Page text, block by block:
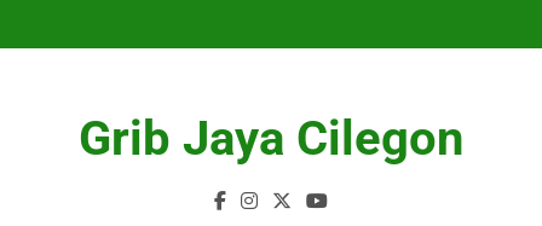
Grib Jaya Cilegon